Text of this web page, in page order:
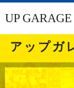
UP
アップガ